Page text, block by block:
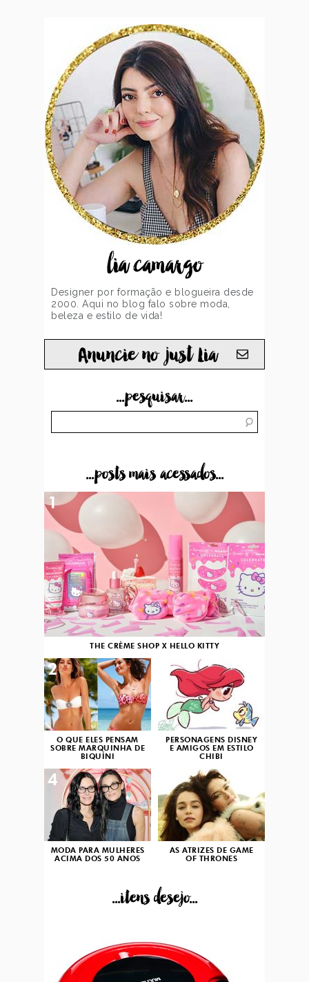
lia camargo
Designer por formação e blogueira desde
2000. Aqui no blog falo sobre moda,
beleza e estilo de vida!
Anuncie no just Lia
...pesquisar...
...posts mais acessados...
THE CRÈME SHOP X HELLO KITTY
1
O QUE ELES PENSAM
SOBRE MARQUINHA DE
BIQUÍNI
2
PERSONAGENS DISNEY
E AMIGOS EM ESTILO
CHIBI
3
MODA PARA MULHERES
ACIMA DOS 50 ANOS
4
AS ATRIZES DE GAME
OF THRONES
...itens desejo...